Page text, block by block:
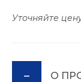
Уточняйте
О